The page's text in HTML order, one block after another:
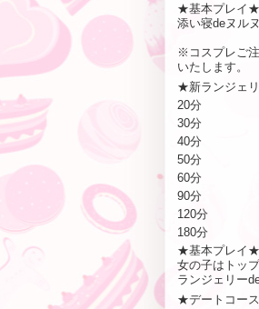
★基本プレイ★
添い寝deヌル
※コスプレご
いたします。
★新ランジェ
20分
30分
40分
50分
60分
90分
120分
180分
★基本プレイ★
女の子はトッ
ランジェリー
★デートコー